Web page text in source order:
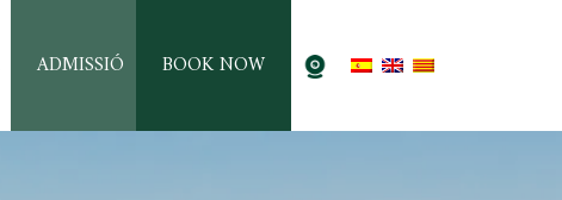
ADMISSIÓ BOOK NOW